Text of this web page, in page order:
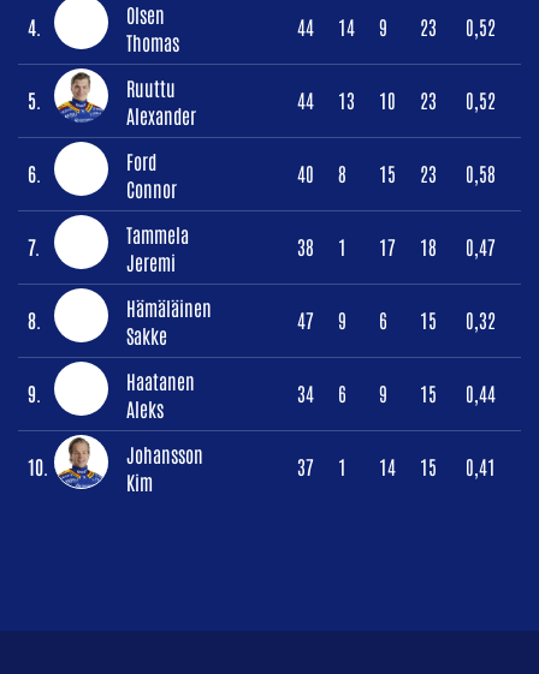
4.
Olsen
Thomas
44 14 9 23 0,52
5.
Ruuttu
Alexander
44 13 10 23 0,52
6.
Ford
Connor
40 8 15 23 0,58
7.
Tammela
Jeremi
38 1 17 18 0,47
8.
Hämäläinen
Sakke
47 9 6 15 0,32
9.
Haatanen
Aleks
34 6 9 15 0,44
10.
Johansson
Kim
37 1 14 15 0,41